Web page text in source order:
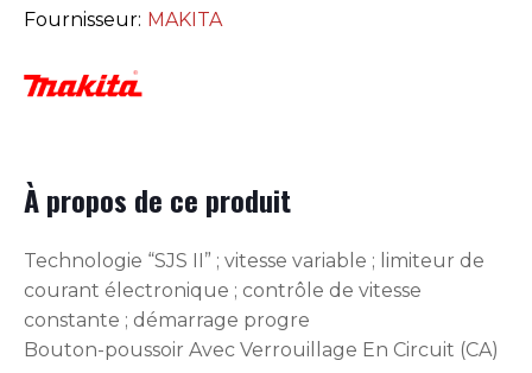
Fournisseur: MAKITA
À propos de ce produit
Technologie “SJS II” ; vitesse variable ; limiteur de
courant électronique ; contrôle de vitesse
constante ; démarrage progre
Bouton-poussoir Avec Verrouillage En Circuit (CA)